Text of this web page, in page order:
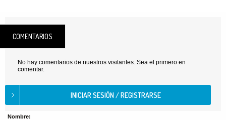
COMENTARIOS
No hay comentarios de nuestros visitantes. Sea el primero en
comentar.
Nombre: